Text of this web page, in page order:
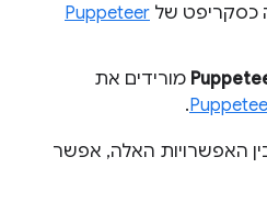
כסקריפט של Puppeteer
מורידים את
.
האפשרויות האלה, אפשר